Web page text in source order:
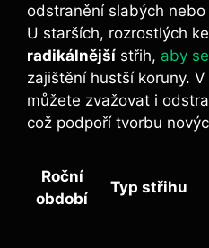
odstranění slabých
U starších, rozrostlých
radikálnější střih, aby
zajištění hustší koruny.
můžete zvažovat i
což podpoří tvorbu
Roční
období
Typ střihu